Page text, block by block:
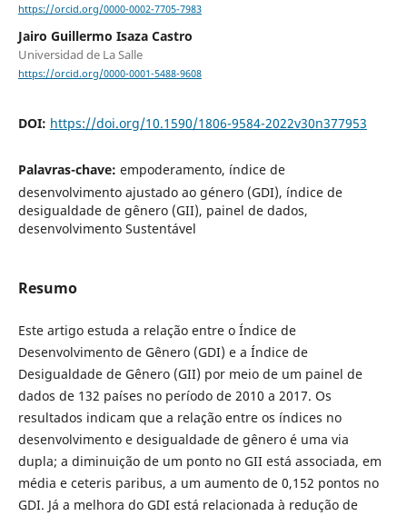
https://orcid.org/0000-0002-7705-7983
Jairo Guillermo Isaza Castro
Universidad de La Salle
https://orcid.org/0000-0001-5488-9608
DOI: https://doi.org/10.1590/1806-9584-2022v30n377953
Palavras-chave: empoderamento, índice de
desenvolvimento ajustado ao género (GDI), índice de
desigualdade de gênero (GII), painel de dados,
desenvolvimento Sustentável
Resumo
Este artigo estuda a relação entre o Índice de
Desenvolvimento de Gênero (GDI) e a Índice de
Desigualdade de Gênero (GII) por meio de um painel de
dados de 132 países no período de 2010 a 2017. Os
resultados indicam que a relação entre os índices no
desenvolvimento e desigualdade de gênero é uma via
dupla; a diminuição de um ponto no GII está associada, em
média e ceteris paribus, a um aumento de 0,152 pontos no
GDI. Já a melhora do GDI está relacionada à redução de